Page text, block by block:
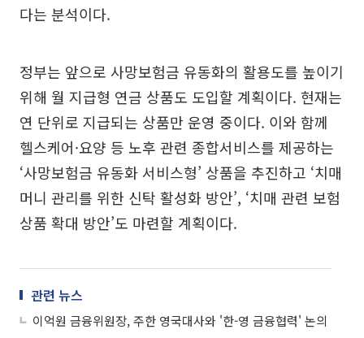
다는 분석이다.
정부는 앞으로 사망보험금 유동화의 활용도를 높이기
위해 월 지급형 연금 상품도 도입할 계획이다. 현재는
연 단위로 지급되는 상품만 운영 중이다. 이와 함께
헬스케어·요양 등 노후 관련 종합서비스를 제공하는
‘사망보험금 유동화 서비스형’ 상품을 추진하고 ‘치매
머니 관리를 위한 신탁 활성화 방안’, ‘치매 관련 보험
상품 확대 방안’도 마련할 계획이다.
관련 뉴스
이억원 금융위원장, 주한 영국대사와 '한-영 금융협력' 논의